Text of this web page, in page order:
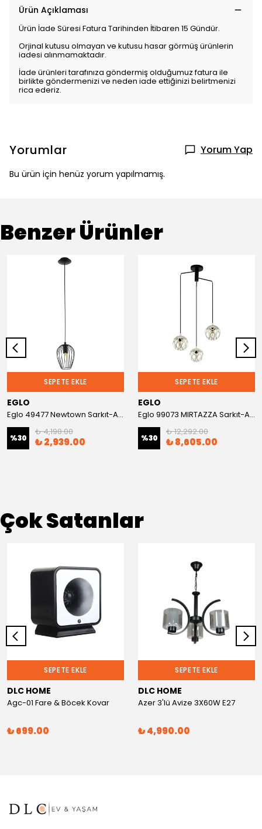
Ürün Açıklaması
Ürün İade Süresi Fatura Tarihinden İtibaren 15 Gündür.
Orjinal kutusu olmayan ve kutusu hasar görmüş ürünlerin
iadesi alınmamaktadır.
İade ürünleri tarafınıza göndermiş olduğumuz fatura ile
birlikte göndermenizi ve neden iade ettiğinizi belirtmenizi
rica ederiz.
Yorumlar Yorum Yap
Bu ürün için henüz yorum yapılmamış.
Benzer Ürünler
SEPETE EKLE
EGLO
Eglo 49477 Newtown Sarkıt-Avize
%30
₺ 4,198.00
₺ 2,939.00
SEPETE EKLE
EGLO
Eglo 99073 MIRTAZZA Sarkıt-Avize
%30
₺ 12,292.00
₺ 8,605.00
Çok Satanlar
SEPETE EKLE
DLC HOME
Agc-01 Fare & Böcek Kovar
₺ 699.00
SEPETE EKLE
DLC HOME
Azer 3'lü Avize 3X60W E27
₺ 4,990.00